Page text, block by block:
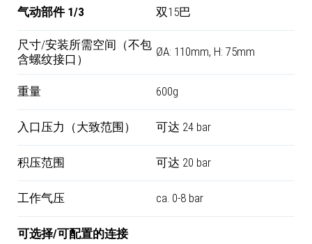
气动部件 1/3 双15巴
尺寸/安装所需空间（不包
含螺纹接口）
ØA: 110mm, H: 75mm
重量 600g
入口压力（大致范围） 可达 24 bar
积压范围 可达 20 bar
工作气压 ca. 0-8 bar
可选择/可配置的连接